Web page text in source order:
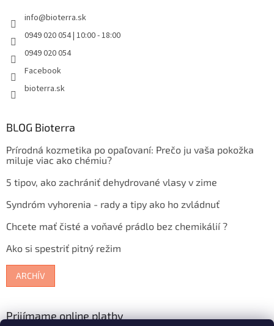
info@bioterra.sk
0949 020 054 | 10:00 - 18:00
0949 020 054
Facebook
bioterra.sk
BLOG Bioterra
Prírodná kozmetika po opaľovaní: Prečo ju vaša pokožka
miluje viac ako chémiu?
5 tipov, ako zachrániť dehydrované vlasy v zime
Syndróm vyhorenia - rady a tipy ako ho zvládnuť
Chcete mať čisté a voňavé prádlo bez chemikálií ?
Ako si spestriť pitný režim
ARCHÍV
Prijímame online platby